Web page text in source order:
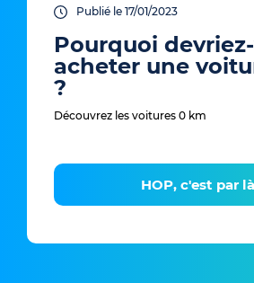
Publié le 17/01/2023
Pourquoi
acheter une
?
Découvrez les voitures 0 km
HOP, c'est par